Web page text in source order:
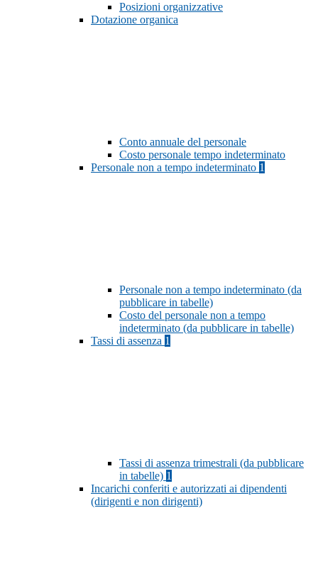
Posizioni organizzative
Dotazione organica
Conto annuale del personale
Costo personale tempo indeterminato
Personale non a tempo indeterminato 1
Personale non a tempo indeterminato (da
pubblicare in tabelle)
Costo del personale non a tempo
indeterminato (da pubblicare in tabelle)
Tassi di assenza 1
Tassi di assenza trimestrali (da pubblicare
in tabelle) 1
Incarichi conferiti e autorizzati ai dipendenti
(dirigenti e non dirigenti)